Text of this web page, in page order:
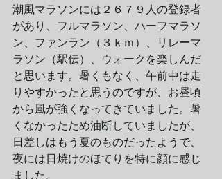
潮風マラソンには２６７９人の登録者
があり、フルマラソン、ハーフマラソ
ン、ファンラン（３ｋｍ）、リレーマ
ラソン（駅伝）、ウォークを楽しんだ
と思います。暑くもなく、午前中は走
りやすかったと思うのですが、お昼頃
から風が強くなってきていました。暑
くなかったため油断していましたが、
日差しはもう夏のものだったようで、
夜には日焼けのほてりを特に顔に感じ
ました。